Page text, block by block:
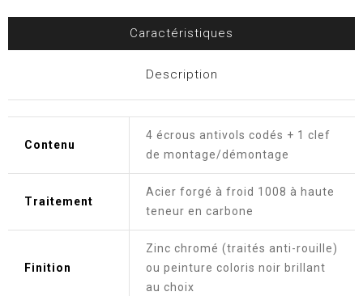
Caractéristiques
Description
Contenu
4 écrous antivols codés + 1 clef
de montage/démontage
Traitement
Acier forgé à froid 1008 à haute
teneur en carbone
Finition
Zinc chromé (traités anti-rouille)
ou peinture coloris noir brillant
au choix